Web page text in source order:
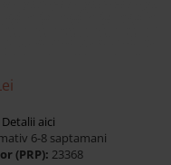
Detalii aici
6-8 saptamani
(PRP): 23368